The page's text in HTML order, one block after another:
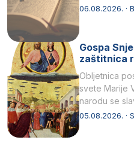
kukaca.2 A
06.08.2026. ·
Gospa
zaštitnica
Obljetnica
svete Marije
narodu se
naziv, Sancta
05.08.2026. ·